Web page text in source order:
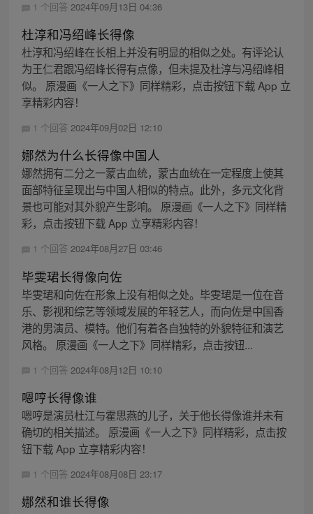
1 个回答 2024年09月13日 04:36
杜淳和冯绍峰长得像
杜淳和冯绍峰在长相上并没有明显的相似之处。有评论认
为王仁君跟冯绍峰长得有点像，但未提及杜淳与冯绍峰相
似。 原漫画《一人之下》同样精彩，点击按钮下载 App 立
享精彩内容！
1 个回答 2024年09月02日 12:10
娜然为什么长得像中国人
娜然拥有二分之一蒙古血统，蒙古血统在一定程度上使其
面部特征呈现出与中国人相似的特点。此外，多元文化背
景也可能对其外貌产生影响。 原漫画《一人之下》同样精
彩，点击按钮下载 App 立享精彩内容！
1 个回答 2024年08月27日 03:46
毕雯珺长得像向佐
毕雯珺和向佐在形象上没有相似之处。毕雯珺是一位在音
乐、影视和综艺等领域发展的年轻艺人，而向佐是中国香
港的男演员、模特。他们有着各自独特的外貌特征和演艺
风格。 原漫画《一人之下》同样精彩，点击按钮...
1 个回答 2024年08月12日 10:10
嗯哼长得像谁
嗯哼是演员杜江与霍思燕的儿子，关于他长得像谁并未有
确切的相关描述。 原漫画《一人之下》同样精彩，点击按
钮下载 App 立享精彩内容！
1 个回答 2024年08月08日 23:17
娜然和谁长得像